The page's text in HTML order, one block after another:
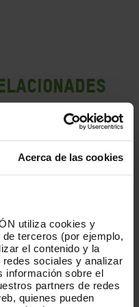
Acerca de las cookies
utiliza cookies y
terceros (por ejemplo,
el contenido y la
sociales y analizar
información sobre el
partners de redes
quienes pueden